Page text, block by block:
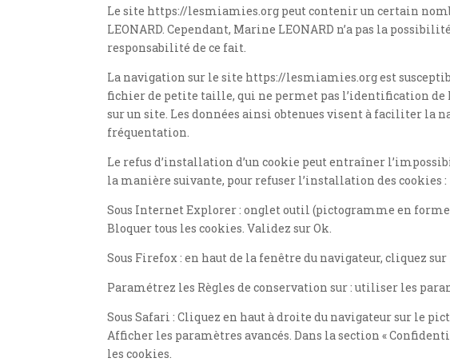
Le site https://lesmiamies.org peut contenir un certain
LEONARD. Cependant, Marine LEONARD n’a pas la
responsabilité de ce fait.
La navigation sur le site https://lesmiamies.org est
fichier de petite taille, qui ne permet pas l’identification
sur un site. Les données ainsi obtenues visent à faciliter la
fréquentation.
Le refus d’installation d’un cookie peut entraîner
la manière suivante, pour refuser l’installation des cookies :
Sous Internet Explorer : onglet outil (pictogramme en
Bloquer tous les cookies. Validez sur Ok.
Sous Firefox : en haut de la fenêtre du navigateur, cliquez
Paramétrez les Règles de conservation sur : utiliser les
Sous Safari : Cliquez en haut à droite du navigateur sur le
Afficher les paramètres avancés. Dans la section «
les cookies.